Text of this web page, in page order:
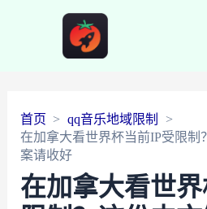
首页
qq音乐地域限制
在加拿大看世界杯当前IP受限制
案请收好
在加拿大看世